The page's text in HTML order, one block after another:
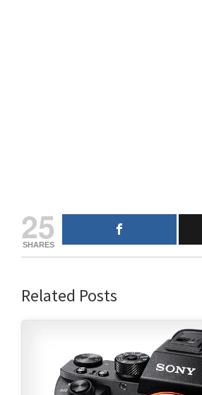
25
SHARES
Related Posts